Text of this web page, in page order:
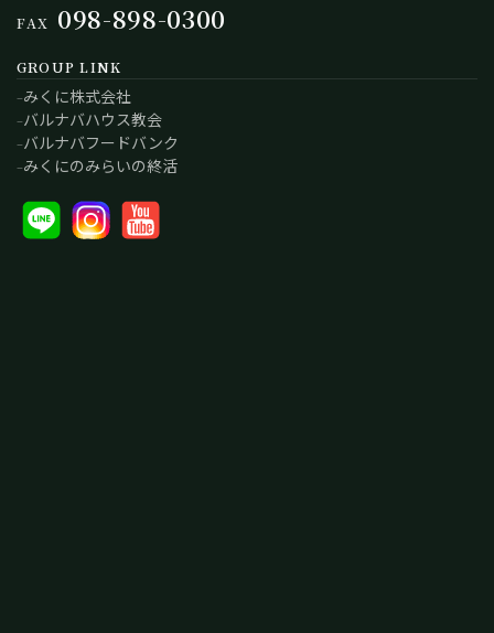
FAX 098-898-0300
GROUP LINK
みくに株式会社
バルナバハウス教会
バルナバフードバンク
みくにのみらいの終活